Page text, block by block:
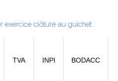
exercice clôturé au guichet :
TVA INPI BODACC